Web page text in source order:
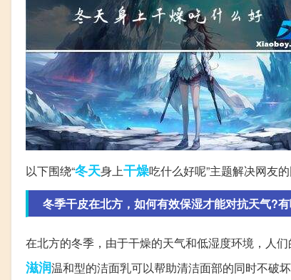
以下围绕“冬天身上干燥吃什么好呢”主题解决网友
冬季干皮在北方，如何有效保湿才能对抗天气?
在北方的冬季，由于干燥的天气和低湿度环境，人
滋润温和型的洁面乳可以帮助清洁面部的同时不破